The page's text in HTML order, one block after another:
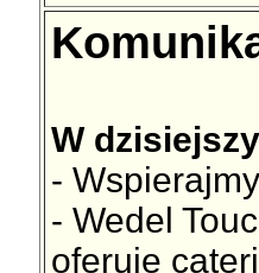
W
-
- Wedel
oferuje